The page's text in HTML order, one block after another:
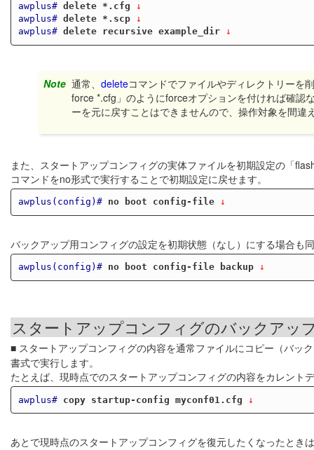
awplus# delete *.cfg ↓
awplus# delete *.scp ↓
awplus# delete recursive example_dir ↓
Note 通常、deleteコマンドでファイルやディレクトリーを
force *.cfg」のようにforceオプションを付ければ確認
ーを元に戻すことはできませんので、操作対象を間違
また、スタートアップコンフィグの実体ファイルを初期設定の「
コマンドをno形式で実行することで初期設定に戻せます。
awplus(config)# no boot config-file ↓
バックアップ用コンフィグの設定を初期状態（なし）にする場合も
awplus(config)# no boot config-file backup ↓
スタートアップコンフィグのバックアッ
■ スタートアップコンフィグの内容を通常ファイルにコピー（バッ
書式で実行します。
たとえば、現時点でのスタートアップコンフィグの内容をカレン
awplus# copy startup-config myconf01.cfg ↓
あとで現時点のスタートアップコンフィグを復元したくなったとき